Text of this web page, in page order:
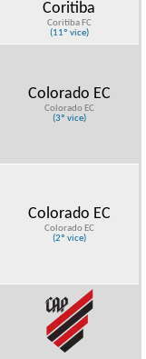
Coritiba
Coritiba FC
(11º vice)
Colorado EC
Colorado EC
(3º vice)
Colorado EC
Colorado EC
(2º vice)